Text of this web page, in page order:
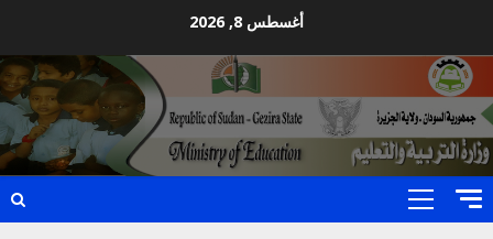
content
أغسطس 8, 2026
Primary